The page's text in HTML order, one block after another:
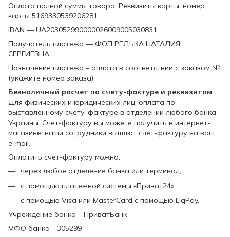
Оплата полной суммы товара. Реквизиты карты: номер
карты 5169330539206281
IBAN — UA203052990000026009005030831
Получатель платежа — ФОП РЕДЬКА НАТАЛИЯ
СЕРГИЕВНА
Назначение платежа – оплата в соответствии с заказом №
(укажите номер заказа).
Безналичный расчет по счету-фактуре и реквизитам
Для физических и юридических лиц: оплата по
выставленному счету-фактуре в отделении любого банка
Украины. Счет-фактуру вы можете получить в интернет-
магазине: наши сотрудники вышлют счет-фактуру на ваш
e-mail.
Оплатить счет-фактуру можно:
через любое отделение банка или терминал;
с помощью платежной системы «Приват24»;
с помощью Visa или MasterCard с помощью LiqPay.
Учреждение банка – ПриватБанк
МФО банка - 305299